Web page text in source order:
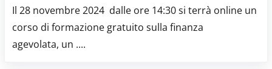
Il 28 novembre 2024 dalle ore 14:30 si terrà online un
corso di formazione gratuito sulla finanza
agevolata, un ....